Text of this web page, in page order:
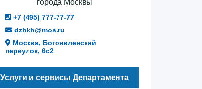
города Москвы
+7 (495) 777-77-77
dzhkh@mos.ru
Москва, Богоявленский
переулок, 6с2
Услуги и сервисы Департамента